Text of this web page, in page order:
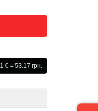
1 € = 53.17 грн.